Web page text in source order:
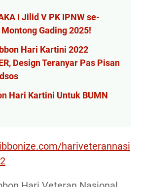
I Jilid V PK IPNW se-
Gading 2025!
Hari Kartini 2022
Design Teranyar Pas Pisan
Hari Kartini Untuk BUMN
hariveterannasi